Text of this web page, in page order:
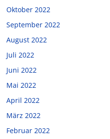
Oktober 2022
September 2022
August 2022
Juli 2022
Juni 2022
Mai 2022
April 2022
März 2022
Februar 2022